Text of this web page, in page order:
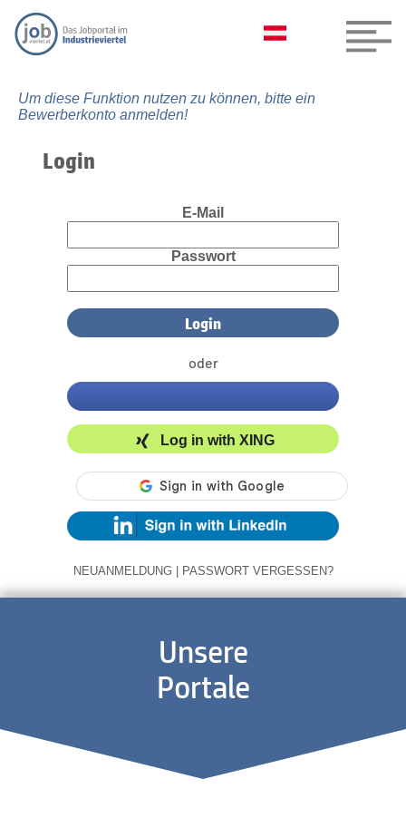
Um diese Funktion nutzen zu können, bitte ein
Bewerberkonto anmelden!
Login
E-Mail
Passwort
oder
Log in with XING
NEUANMELDUNG | PASSWORT VERGESSEN?
Unsere
Portale